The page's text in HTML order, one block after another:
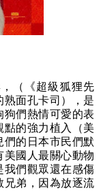
（《超級狐狸先
熟面孔卡司），是
們熱情可愛的表
的強力植入（美
的日本市民們默
國人最關心動物
們觀眾還在感傷
弟，因為放逐流